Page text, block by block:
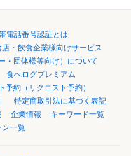
電話番号認証とは
店・飲食企業様向けサービス
・団体様等向け）について
食べログプレミアム
予約（リクエスト予約）
特定商取引法に基づく表記
企業情報
キーワード一覧
ン一覧